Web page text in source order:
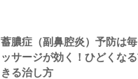
蓄膿症（副鼻腔炎）予防は
ッサージが効く！ひどくな
きる治し方